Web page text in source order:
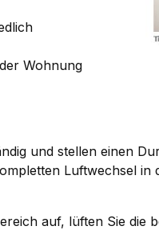
Wohnung
und stellen einen
Luftwechsel
auf, lüften Sie die